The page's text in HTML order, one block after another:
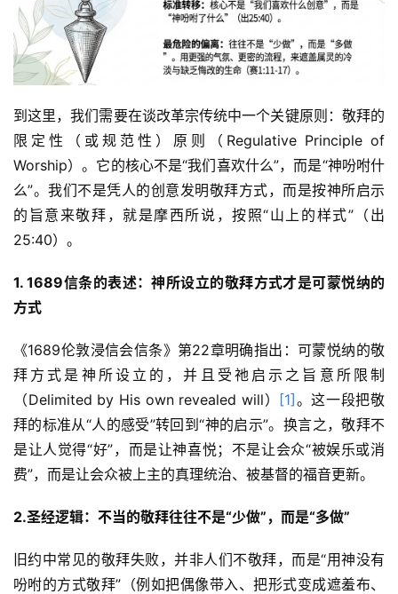
到这里，我们需要在谈改革宗传统中一个关键原则：敬拜的
限定性（或规范性）原则（Regulative Principle of
Worship）。它的核心不是“我们喜欢什么”，而是“神吩咐什
么”。我们不是凭人的创意发明敬拜方式，而是按神所启示
的旨意来敬拜，就是摩西所说，按照“山上的样式”（出
25:40）。
1. 1689信条的表述：神所设立的敬拜方式才是可蒙悦纳的
方式
《1689伦敦浸信会信条》第22章明确指出：可蒙悦纳的敬
拜方式是神所设立的，并且受祂启示之旨意所限制
（Delimited by His own revealed will） [1]。这一段把敬
拜的标准从“人的感受”转回到“神的启示”。换言之，敬拜不
是让人觉得“好”，而是让神喜悦；不是让会众“被娱乐或消
费”，而是让会众被上主的真理统治、被基督的福音更新。
2.圣经逻辑：不当的敬拜往往不是“少做”，而是“多做”
旧约中常见的敬拜失败，并非人们不敬拜，而是“用神没有
吩咐的方式敬拜”（例如把偶像带入、把形式变成遮羞布、